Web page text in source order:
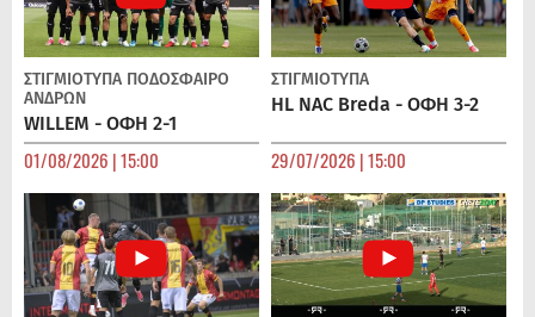
ΣΤΙΓΜΙΟΤΥΠΑ ΠΟΔΌΣΦΑΙΡΟ
ΑΝΔΡΏΝ
WILLEM - ΟΦΗ 2-1
01/08/2026 | 15:00
ΣΤΙΓΜΙΟΤΥΠΑ
HL NAC Breda - ΟΦΗ 3-2
29/07/2026 | 15:00